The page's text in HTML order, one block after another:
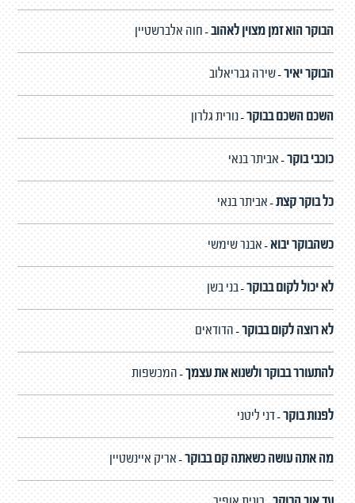
הבוקר הוא זמן מצוין לאהוב-חוה אלברשטיין
הבוקר יאיר-שירה גבריאלוב
השכם השכם בבוקר-נורית גלרון
כוכבי בוקר-אביתר בנאי
כל בוקר קצת-אביתר בנאי
כשהבוקר יבוא -אבנר שימשי
לא יכול לקום בבוקר-בני בשן
לא רוצה לקום בבוקר-הדודאים
להתעורר בבוקר ולשנוא את עצמך-המכשפות
לפנות בוקר-דני ליטני
מה אתה עושה כשאתה קם בבוקר-אריק איינשטיין